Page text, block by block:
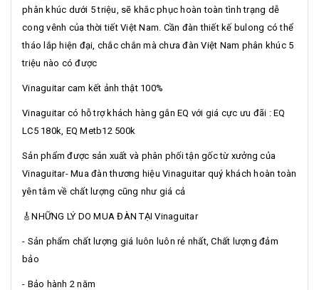
phân khúc dưới 5 triệu, sẽ khắc phục hoàn toàn tình trạng dễ
cong vênh của thời tiết Việt Nam. Cần đàn thiết kế bulong có thể
tháo lắp hiện đại, chắc chắn mà chưa đàn Việt Nam phân khúc 5
triệu nào có được
Vinaguitar cam kết ảnh thật 100%
Vinaguitar có hỗ trợ khách hàng gắn EQ với giá cực ưu đãi : EQ
LC5 180k, EQ Metb12 500k
Sản phẩm được sản xuất và phân phối tận gốc từ xưởng của
Vinaguitar- Mua đàn thương hiệu Vinaguitar quý khách hoàn toàn
yên tâm về chất lượng cũng như giá cả
🎸NHỮNG LÝ DO MUA ĐÀN TẠI Vinaguitar
- Sản phẩm chất lượng giá luôn luôn rẻ nhất, Chất lượng đảm
bảo
- Bảo hành 2 năm